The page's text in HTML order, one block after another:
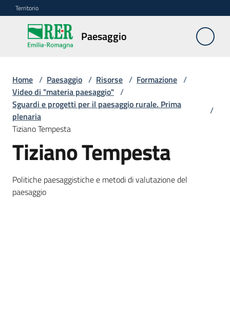
Vai al contenuto
Vai alla navigazione
Vai al footer
Territorio
Paesaggio
Paesaggio
Piano
paesaggistico
regionale
paesaggistici
Autorizzazioni
paesaggistiche
Home / Paesaggio / Risorse / Formazione /
Video di "materia paesaggio" /
Sguardi e progetti per il paesaggio rurale. Prima
plenaria
/
Tiziano Tempesta
Tiziano Tempesta
Politiche paesaggistiche e metodi di valutazione del
paesaggio